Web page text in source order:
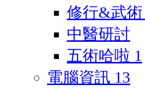
修行&武術
中醫研討
五術哈啦 1
電腦資訊 13